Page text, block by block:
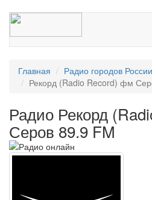
Главная Радио городов России
Рекорд (Radio Record) фм
Радио Рекорд
Серов 89.9 FM